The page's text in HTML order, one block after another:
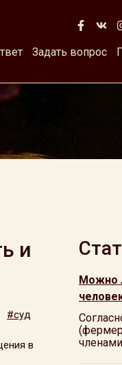
Задать вопрос
и
#суд
в
Можно
членами